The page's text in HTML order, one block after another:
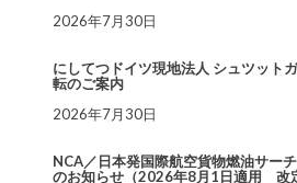
2026年7月30日
にしてつドイツ現地法人 シュツット
転のご案内
2026年7月30日
NCA／日本発国際航空貨物燃油サー
のお知らせ（2026年8月1日適用 改